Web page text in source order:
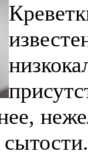
сытости.